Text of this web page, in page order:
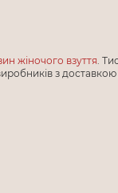
жіночого взуття.
з